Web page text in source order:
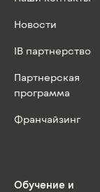
Новости
IB партнерство
Партнерская
программа
Франчайзинг
Обучение и